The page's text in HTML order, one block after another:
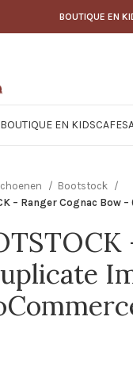
BOUTIQUE EN
BOUTIQUE EN KIDSCAFE
Bootstock
– Ranger Cognac